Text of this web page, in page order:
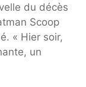
du décès
Scoop
« Hier soir,
un